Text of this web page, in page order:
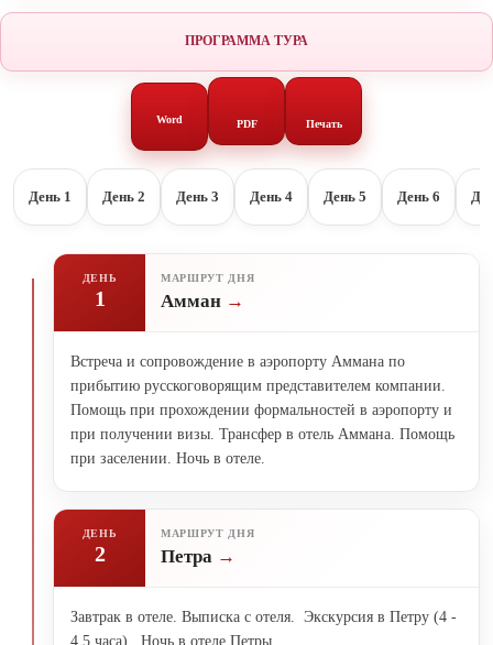
ПРОГРАММА ТУРА
Word PDF Печать
День 1 День 2 День 3 День 4 День 5 День 6
ДЕНЬ
1
МАРШРУТ ДНЯ
Амман
Встреча и сопровождение в аэропорту Аммана по
прибытию русскоговорящим представителем компании.
Помощь при прохождении формальностей в аэропорту и
при получении визы. Трансфер в отель Аммана. Помощь
при заселении. Ночь в отеле.
ДЕНЬ
2
МАРШРУТ ДНЯ
Петра
Завтрак в отеле. Выписка с отеля. Экскурсия в Петру (4 -
4.5 часа). Ночь в отеле Петры .